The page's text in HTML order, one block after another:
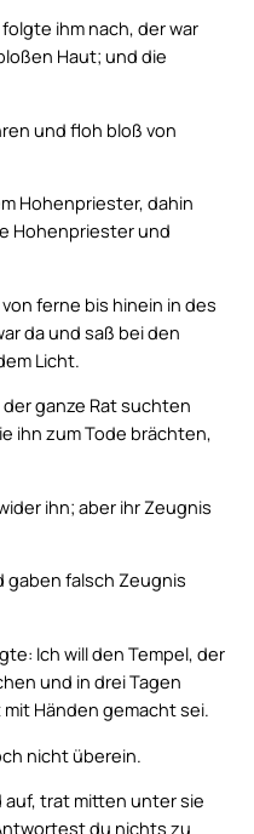
ihm nach, der war
Haut; und die
und floh bloß von
Hohenpriester, dahin
Hohenpriester und
ferne bis hinein in des
da und saß bei den
Licht.
ganze Rat suchten
ihn zum Tode brächten,
ihn; aber ihr Zeugnis
gaben falsch Zeugnis
Ich will den Tempel, der
und in drei Tagen
Händen gemacht sei.
nicht überein.
trat mitten unter sie
du nichts zu